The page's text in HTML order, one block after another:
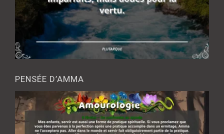
PENSÉE D’AMMA